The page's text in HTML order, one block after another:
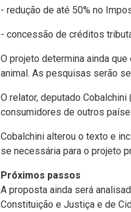
- redução de até 50% no
- concessão de créditos
O projeto determina ainda
animal. As pesquisas serão
O relator, deputado
consumidores de outros
Cobalchini alterou o texto e
se necessária para o projeto
Próximos passos
A proposta ainda será
Constituição e Justiça e de